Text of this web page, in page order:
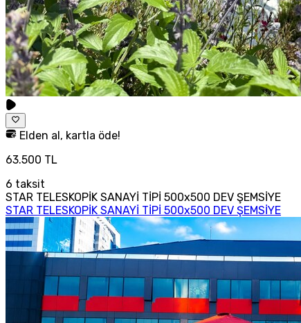
Elden al, kartla öde!
63.500 TL
6 taksit
STAR TELESKOPİK SANAYİ TİPİ 500x500 DEV ŞEMSİYE
STAR TELESKOPİK SANAYİ TİPİ 500x500 DEV ŞEMSİYE